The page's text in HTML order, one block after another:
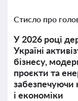
Стисло про
У 2026 році
Україні
бізнесу,
проєкти та
забезпечуючи
і економіки